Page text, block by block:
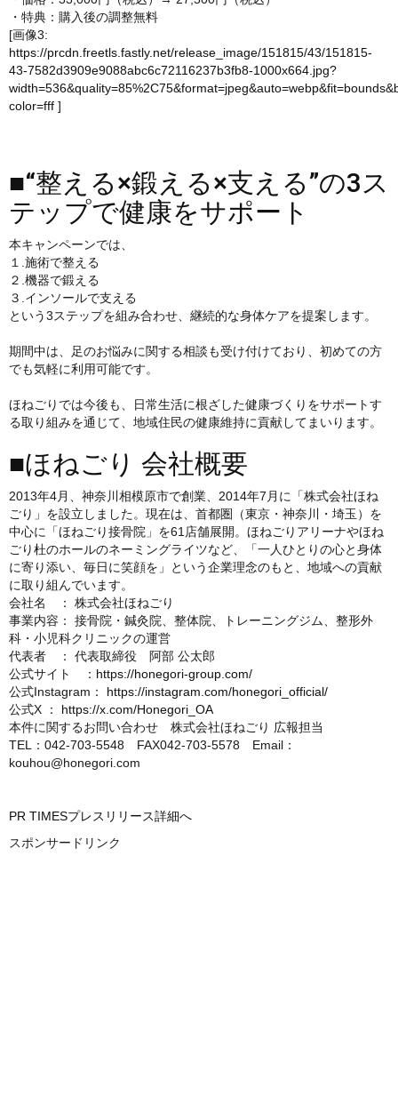
・特典：購入後の調整無料
[画像3:
https://prcdn.freetls.fastly.net/release_image/151815/43/151815-
43-7582d3909e9088abc6c72116237b3fb8-1000x664.jpg?
color=fff ]
■“整える×鍛える×支える”の3ス
テップで健康をサポート
本キャンペーンでは、
１.施術で整える
２.機器で鍛える
３.インソールで支える
という3ステップを組み合わせ、継続的な身体ケアを提案します。
期間中は、足のお悩みに関する相談も受け付けており、初めての方
でも気軽に利用可能です。
ほねごりでは今後も、日常生活に根ざした健康づくりをサポートす
る取り組みを通じて、地域住民の健康維持に貢献してまいります。
■ほねごり 会社概要
2013年4月、神奈川相模原市で創業、2014年7月に「株式会社ほね
ごり」を設立しました。現在は、首都圏（東京・神奈川・埼玉）を
中心に「ほねごり接骨院」を61店舗展開。ほねごりアリーナやほね
ごり杜のホールのネーミングライツなど、「一人ひとりの心と身体
に寄り添い、毎日に笑顔を」という企業理念のもと、地域への貢献
に取り組んでいます。
会社名 ： 株式会社ほねごり
事業内容： 接骨院・鍼灸院、整体院、トレーニングジム、整形外
科・小児科クリニックの運営
代表者 ： 代表取締役 阿部 公太郎
公式サイト ： https://honegori-group.com/
公式Instagram： https://instagram.com/honegori_official/
公式X ： https://x.com/Honegori_OA
本件に関するお問い合わせ 株式会社ほねごり 広報担当
TEL：042-703-5548 FAX042-703-5578 Email：
kouhou@honegori.com
PR TIMESプレスリリース詳細へ
スポンサードリンク